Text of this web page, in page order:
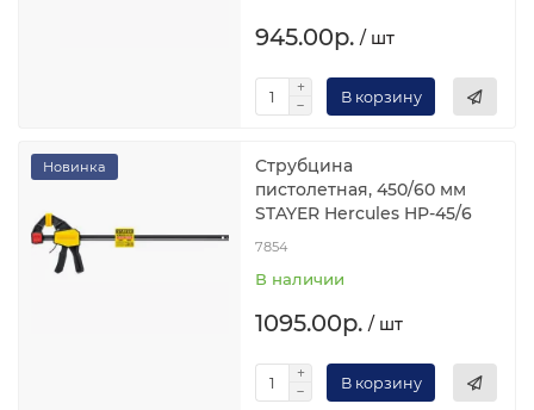
945.00р. / шт
В корзину
Новинка
Струбцина
пистолетная, 450/60 мм
STAYER Hercules HP-45/6
7854
В наличии
1095.00р. / шт
В корзину